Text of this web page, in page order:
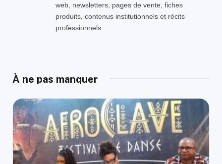
web, newsletters, pages de vente, fiches
produits, contenus institutionnels et récits
professionnels.
À ne pas manquer